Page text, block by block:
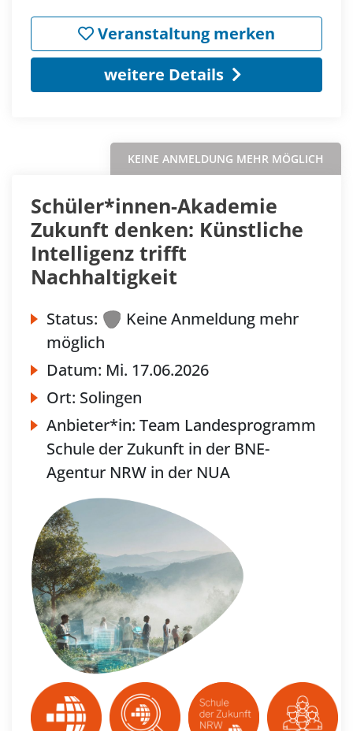
Veranstaltung merken
weitere Details
KEINE ANMELDUNG MEHR MÖGLICH
Schüler*innen-Akademie
Zukunft denken: Künstliche
Intelligenz trifft
Nachhaltigkeit
Status:
Keine Anmeldung mehr
möglich
Datum: Mi. 17.06.2026
Ort: Solingen
Anbieter*in: Team Landesprogramm
Schule der Zukunft in der BNE-
Agentur NRW in der NUA